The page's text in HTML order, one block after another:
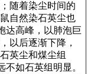
随着染尘时间的
自然染石英尘也
达高峰，以肺泡巨
以后逐渐下降，
英尘和煤尘组
如石英组明显。